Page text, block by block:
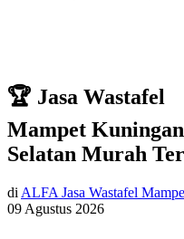
🏆 Jasa Wastafel
Mampet
Selatan Murah
di ALFA Jasa Wastafel
09 Agustus 2026